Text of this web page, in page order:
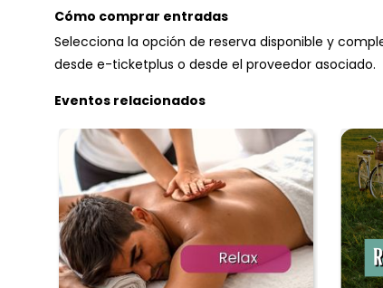
Cómo comprar entradas
Selecciona la opción de reserva disponible y
desde e-ticketplus o desde el proveedor asociado.
Eventos relacionados